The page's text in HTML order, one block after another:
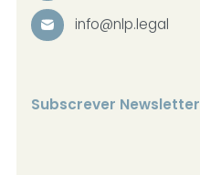
info@nlp.legal
Subscrever Newsletter